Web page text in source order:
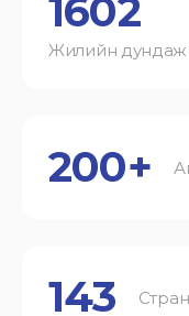
1602
Жилийн дундаж
200+
143